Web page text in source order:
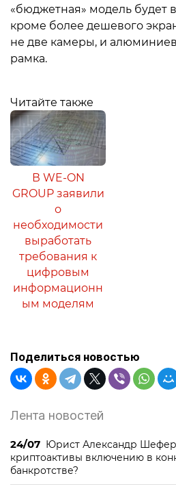
«бюджетная» модель будет
кроме более дешевого
не две камеры, и
рамка.
Читайте также
В WE-ON
GROUP заявили
о
необходимости
выработать
требования к
цифровым
информационн
ым моделям
Поделиться новостью
Лента новостей
24/07 Юрист Александр
криптоактивы включению в
банкротстве?